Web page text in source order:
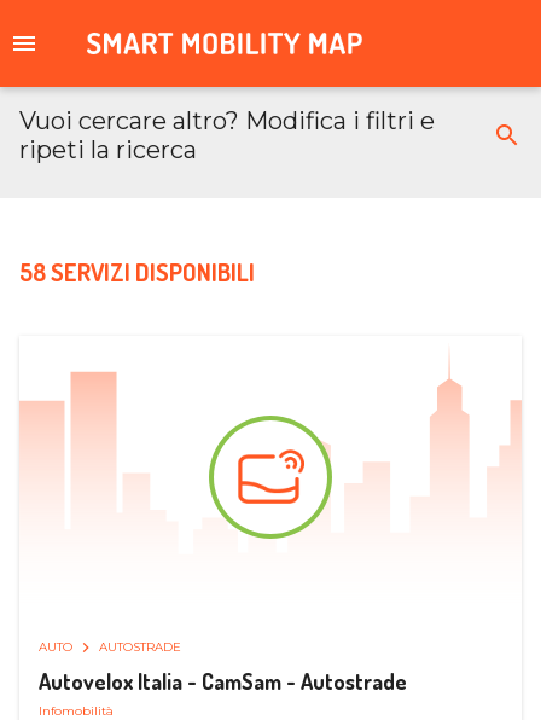
Vuoi cercare altro? Modifica i filtri e
ripeti la ricerca
58 SERVIZI DISPONIBILI
AUTO AUTOSTRADE
Autovelox Italia - CamSam - Autostrade
Infomobilità